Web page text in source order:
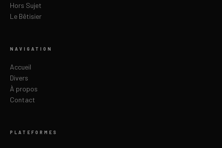
Hors Sujet
Le Bêtisier
NAVIGATION
Accueil
Divers
À propos
Contact
PLATEFORMES